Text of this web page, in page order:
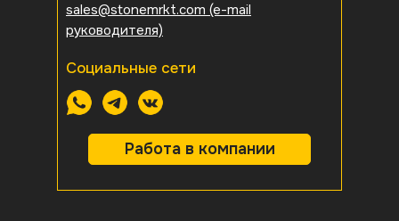
sales@stonemrkt.com (e-mail
руководителя)
Социальные сети
Работа в компании